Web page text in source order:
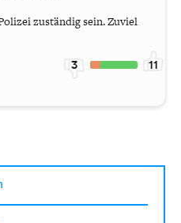
zuständig sein. Zuviel
3 11